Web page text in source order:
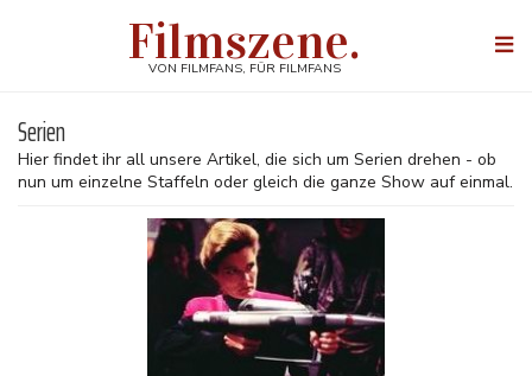
Filmszene.
VON FILMFANS, FÜR FILMFANS
Serien
Hier findet ihr all unsere Artikel, die sich um Serien drehen - ob
nun um einzelne Staffeln oder gleich die ganze Show auf einmal.